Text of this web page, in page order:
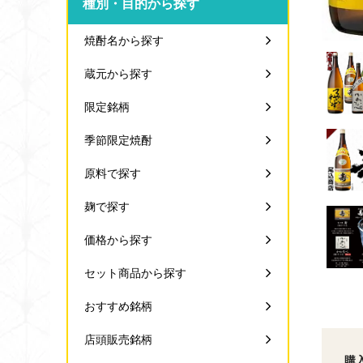
種別・目的から探す
焼酎名から探す
蔵元から探す
限定銘柄
季節限定焼酎
原料で探す
麹で探す
価格から探す
セット商品から探す
おすすめ銘柄
店頭販売銘柄